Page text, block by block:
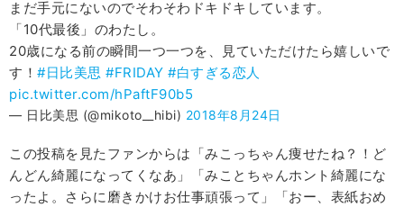
まだ手元にないのでそわそわドキドキしています。
「10代最後」のわたし。
20歳になる前の瞬間一つ一つを、見ていただけたら嬉しいで
す！ #日比美思 #FRIDAY #白すぎる恋人
pic.twitter.com/hPaftF90b5
— 日比美思 (@mikoto__hibi) 2018年8月24日
この投稿を見たファンからは「みこっちゃん痩せたね？！ど
んどん綺麗になってくなあ」「みことちゃんホント綺麗にな
ったよ。さらに磨きかけお仕事頑張って」「おー、表紙おめ